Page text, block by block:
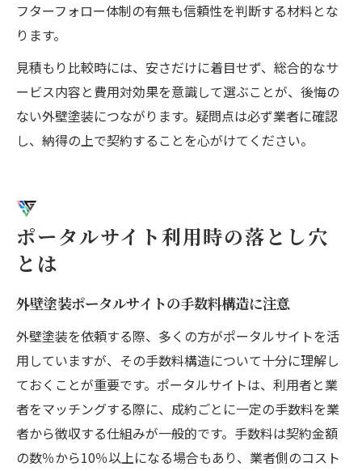
フターフォロー体制の有無も信頼性を判断する材料とな
ります。
見積もり比較時には、安さだけに着目せず、総合的なサ
ービス内容と費用対効果を意識して選ぶことが、後悔の
ない外壁塗装につながります。疑問点は必ず業者に確認
し、納得の上で契約することを心がけてください。
ポータルサイト利用時の落とし穴
とは
外壁塗装ポータルサイトの手数料構造に注意
外壁塗装を依頼する際、多くの方がポータルサイトを活
用していますが、その手数料構造について十分に理解し
ておくことが重要です。ポータルサイトは、利用者と業
者をマッチングする際に、成約ごとに一定の手数料を業
者から徴収する仕組みが一般的です。手数料は契約金額
の数％から10％以上になる場合もあり、業者側のコスト